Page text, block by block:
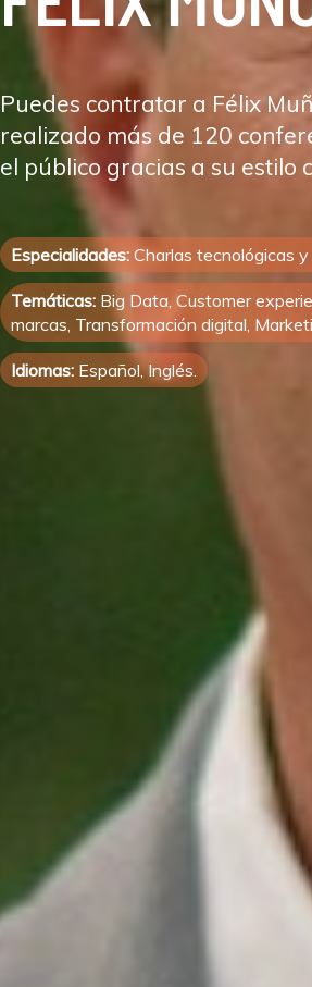
Puedes contratar a Félix
realizado más de 120
el público gracias a su estilo
Especialidades: Charlas tecnológicas y
Temáticas: Big Data, Customer
marcas, Transformación digital,
Idiomas: Español, Inglés.